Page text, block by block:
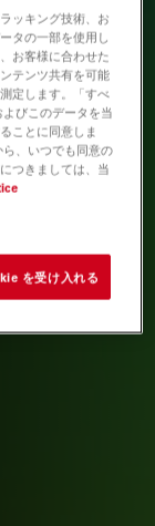
ッキング技術、お
タの一部を使用し
お客様に合わせた
テンツ共有を可能
定します。「すべ
びこのデータを当
ことに同意しま
、いつでも同意の
つきましては、当
を受け入れる